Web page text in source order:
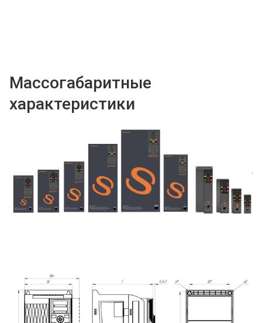
Массогабаритные
характеристики